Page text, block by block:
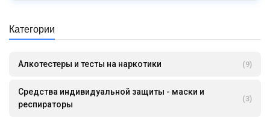
Категории
Алкотестеры и тесты на наркотики (9)
Средства индивидуальной защиты - маски и
респираторы
(3)